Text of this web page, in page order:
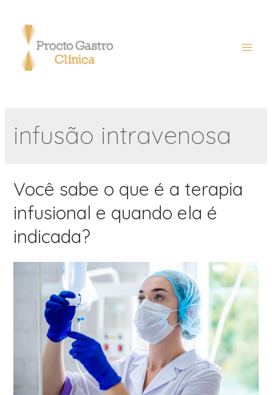
infusão intravenosa
Você sabe o que é a terapia
infusional e quando ela é
indicada?